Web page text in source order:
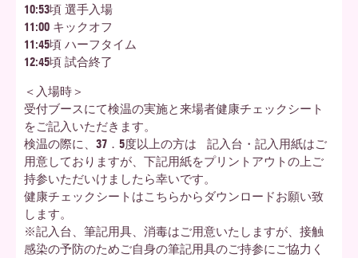
10:53頃 選手入場
11:00 キックオフ
11:45頃 ハーフタイム
12:45頃 試合終了
＜入場時＞
受付ブースにて検温の実施と来場者健康チェックシート
をご記入いただきます。
検温の際に、37．5度以上の方は 記入台・記入用紙はご
用意しておりますが、下記用紙をプリントアウトの上ご
持参いただいけましたら幸いです。
健康チェックシートはこちらからダウンロードお願い致
します。
※記入台、筆記用具、消毒はご用意いたしますが、接触
感染の予防のためご自身の筆記用具のご持参にご協力く